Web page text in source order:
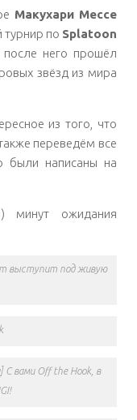
Макухари Мессе
турнир по Splatoon
него прошёл
звёзд из мира
из того, что
переведём все
были написаны на
минут ожидания
выступит под живую
вами Off the Hook, в